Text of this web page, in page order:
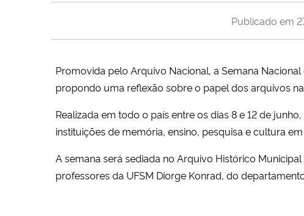
Publicado em
Promovida pelo Arquivo Nacional, a Semana
propondo uma reflexão sobre o papel dos arquivos
Realizada em todo o país entre os dias 8 e 12 de
instituições de memória, ensino, pesquisa e cultura
A semana será sediada no Arquivo Histórico
professores da UFSM Diorge Konrad, do